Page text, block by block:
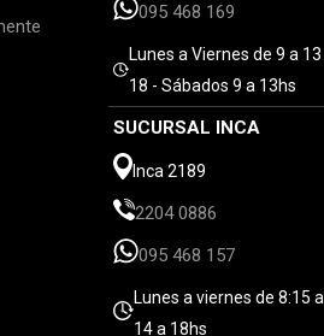
095 468 169
Lunes a Viernes de 9 a
18 - Sábados 9 a 13hs
SUCURSAL INCA
Inca 2189
2204 0886
095 468 157
Lunes a viernes de 8:15
14 a 18hs